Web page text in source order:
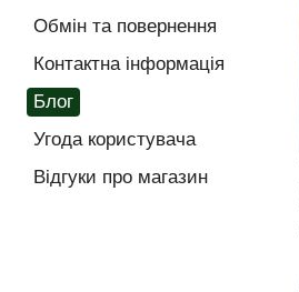
Обмін та повернення
Контактна інформація
Блог
Угода користувача
Відгуки про магазин